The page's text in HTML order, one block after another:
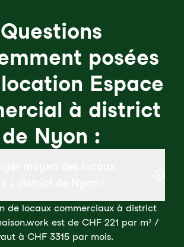
Questions
posées
Espace
à district
de Nyon :
de locaux commerciaux à district
est de CHF 221 par m² /
à CHF 3315 par mois.